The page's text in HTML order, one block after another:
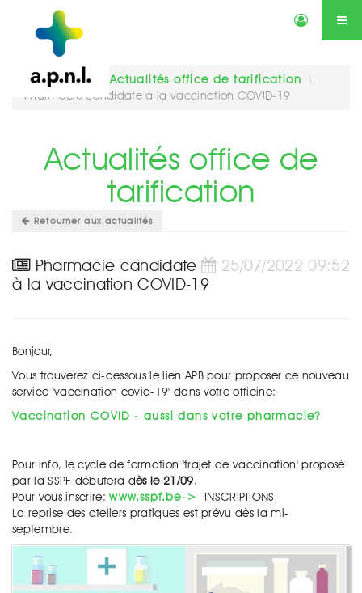
Actualités Annonces Qui sommes-nous ? Services
Contactez-nous Agenda
Vous êtes ici : Actualités office de tarification
\
Pharmacie candidate à la vaccination COVID-19
Retourner aux actualités
Actualités office de
tarification
25/07/2022 09:52
Pharmacie candidate
à la vaccination COVID-19
Bonjour,
Vous trouverez ci-dessous le lien APB pour proposer ce nouveau
service 'vaccination covid-19' dans votre officine:
Vaccination COVID - aussi dans votre pharmacie?
Pour info, le cycle de formation 'trajet de vaccination' proposé
par la SSPF débutera dès le 21/09.
Pour vous inscrire:www.sspf.be->
INSCRIPTIONS
La reprise des ateliers pratiques est prévu dès la mi-
septembre.